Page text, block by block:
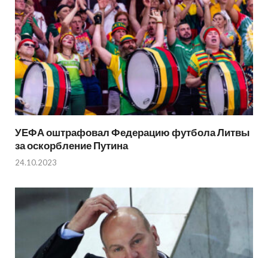
УЕФА оштрафовал Федерацию футбола Литвы
за оскорбление Путина
24.10.2023